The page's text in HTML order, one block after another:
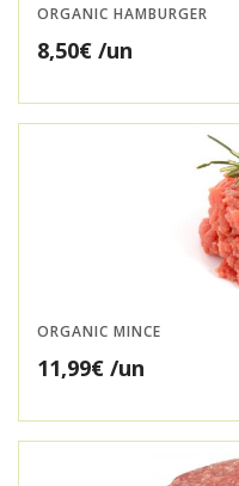
ORGANIC HAMBURGER
8,50€ /un
ORGANIC MINCE
11,99€ /un